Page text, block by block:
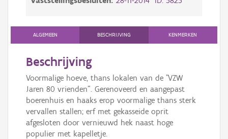
ALGEMEEN BESCHRIJVING KENMERKEN
Beschrijving
Voormalige hoeve, thans lokalen van de "VZW
Jaren 80 vrienden". Gerenoveerd en aangepast
boerenhuis en haaks erop voormalige thans sterk
vervallen stallen; erf met gekasseide oprit
afgesloten door vernieuwd hek naast hoge
populier met kapelletje.